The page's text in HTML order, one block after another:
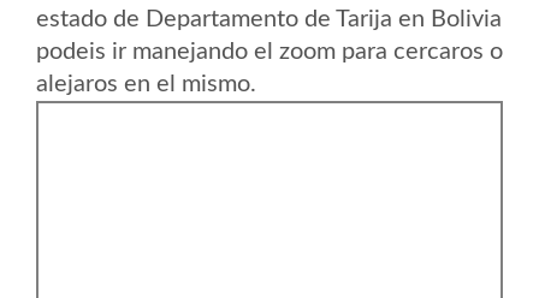
estado de Departamento de Tarija en Bolivia
podeis ir manejando el zoom para cercaros o
alejaros en el mismo.